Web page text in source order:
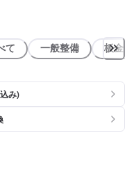
の箇所でもございます。
て 一般整備 板金系
み)